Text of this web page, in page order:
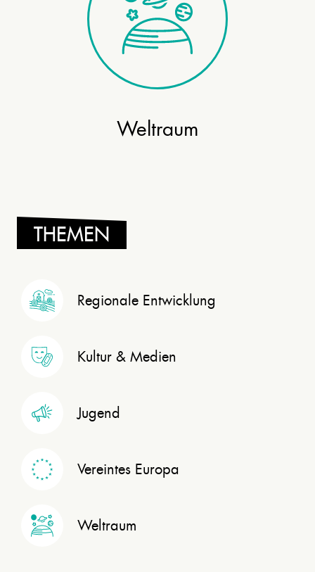
Weltraum
THEMEN
Regionale Entwicklung
Kultur & Medien
Jugend
Vereintes Europa
Weltraum